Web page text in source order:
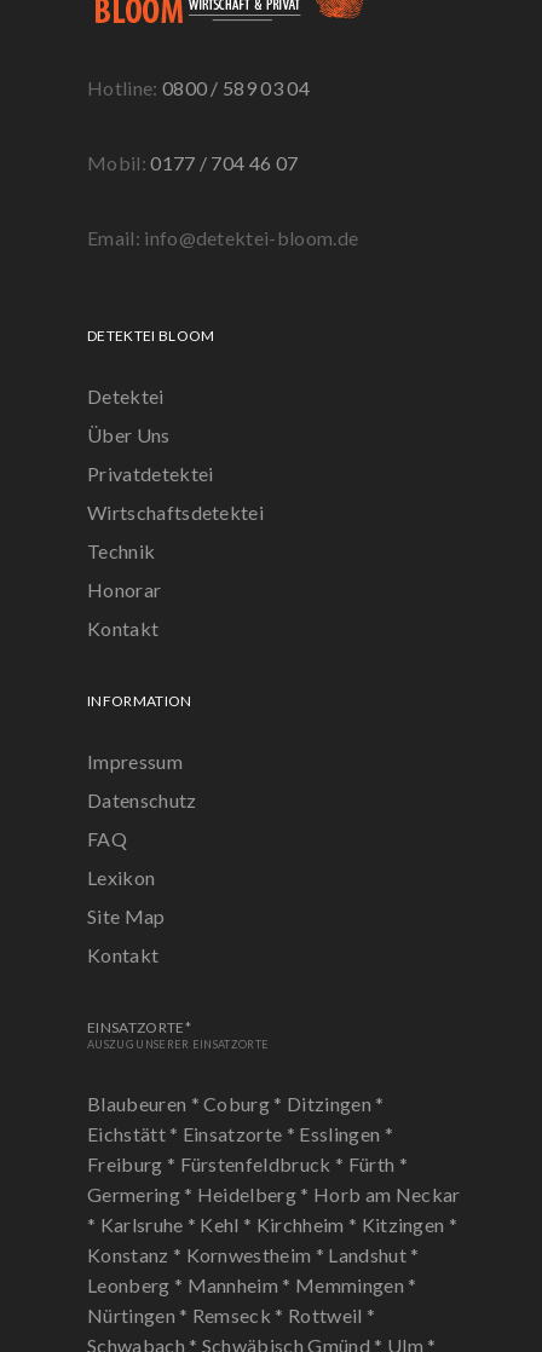
Hotline: 0800 / 589 03 04
Mobil:0177 / 704 46 07
Email: info@detektei-bloom.de
DETEKTEI BLOOM
Detektei
Über Uns
Privatdetektei
Wirtschaftsdetektei
Technik
Honorar
Kontakt
INFORMATION
Impressum
Datenschutz
FAQ
Lexikon
Site Map
Kontakt
EINSATZORTE*
AUSZUG UNSERER EINSATZORTE
Blaubeuren *Coburg * Ditzingen *
Eichstätt * Einsatzorte * Esslingen *
Freiburg * Fürstenfeldbruck * Fürth *
Germering * Heidelberg * Horb am Neckar
* Karlsruhe * Kehl * Kirchheim * Kitzingen *
Konstanz * Kornwestheim * Landshut *
Leonberg * Mannheim * Memmingen *
Nürtingen * Remseck * Rottweil *
Schwabach * Schwäbisch Gmünd * Ulm *